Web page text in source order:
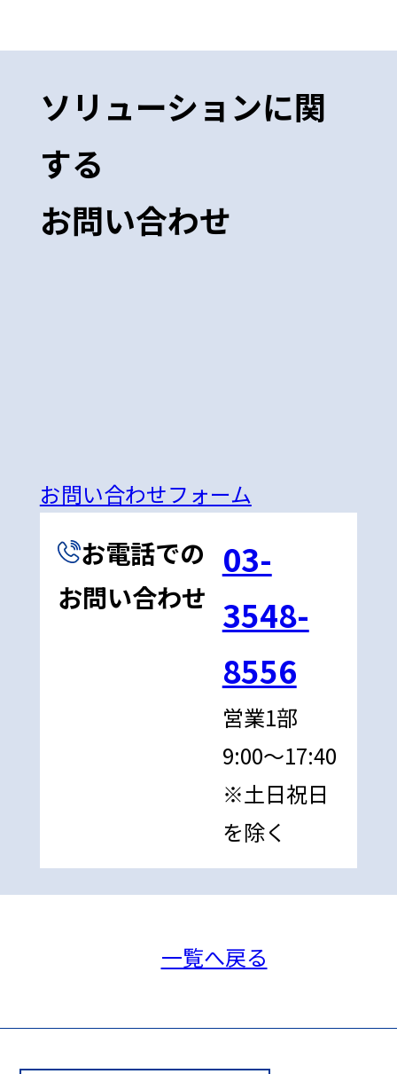
ソリューションに関
する
お問い合わせ
お問い合わせフォーム
お電話での
お問い合わせ
03-
3548-
8556
営業1部
9:00〜17:40
※土日祝日
を除く
一覧へ戻る